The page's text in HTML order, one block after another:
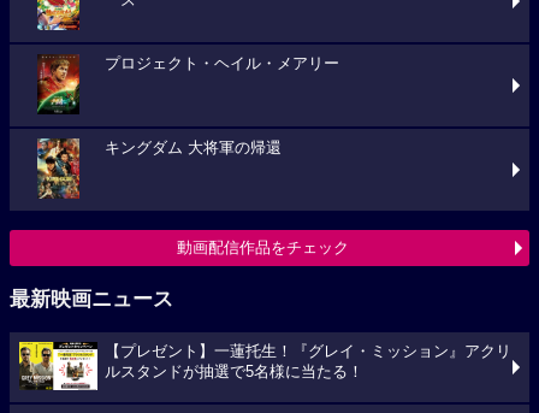
プロジェクト・ヘイル・メアリー
キングダム 大将軍の帰還
動画配信作品をチェック
最新映画ニュース
【プレゼント】一蓮托生！『グレイ・ミッション』アクリ
ルスタンドが抽選で5名様に当たる！